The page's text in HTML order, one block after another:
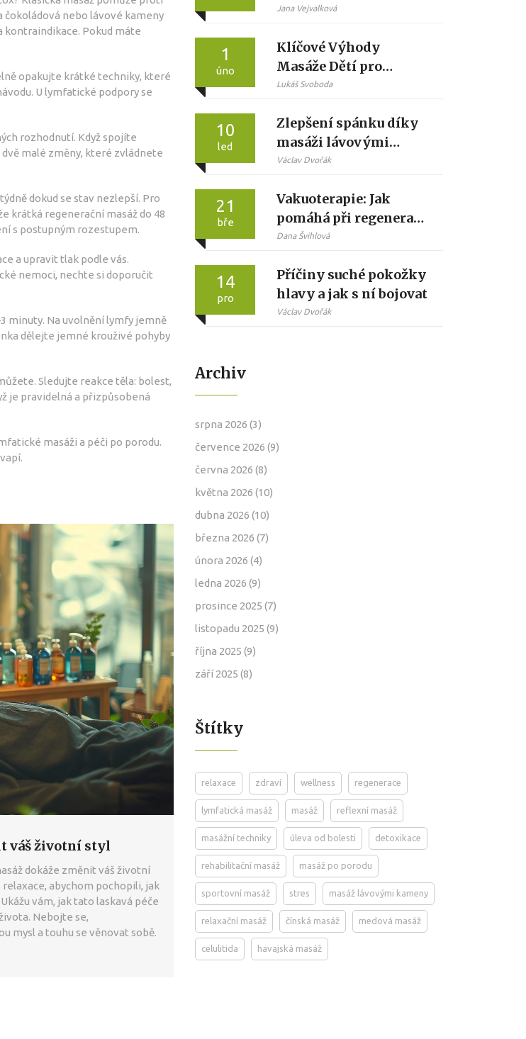
nebo lávové kameny
kontraindikace. Pokud máte
opakujte krátké techniky, které
U lymfatické podpory se
rozhodnutí. Když spojíte
malé změny, které zvládnete
dokud se stav nezlepší. Pro
krátká regenerační masáž do 48
s postupným rozestupem.
a upravit tlak podle vás.
nemoci, nechte si doporučit
minuty. Na uvolnění lymfy jemně
dělejte jemné krouživé pohyby
Sledujte reakce těla: bolest,
je pravidelná a přizpůsobená
masáži a péči po porodu.
váš životní styl
dokáže změnit váš životní
abychom pochopili, jak
vám, jak tato laskavá péče
Nebojte se,
mysl a touhu se věnovat sobě.
Masáže pro Tělo a
Jana Vejvalková
1
úno
Klíčové Výhody
Masáže Dětí pro
Sociální a Emocionální
Lukáš Svoboda
10
led
Zlepšení spánku díky
masáži lávovými
kameny: Jak teplé
usnout rychleji a
hlouběji
Václav Dvořák
21
bře
Vakuoterapie: Jak
pomáhá při regeneraci
těla a svalů
Dana Švihlová
14
pro
Příčiny suché pokožky
hlavy a jak s ní bojovat
Václav Dvořák
Archiv
srpna 2026 (3)
července 2026 (9)
června 2026 (8)
května 2026 (10)
dubna 2026 (10)
března 2026 (7)
února 2026 (4)
ledna 2026 (9)
prosince 2025 (7)
listopadu 2025 (9)
října 2025 (9)
září 2025 (8)
Štítky
relaxace zdraví wellness regenerace
lymfatická masáž masáž reflexní masáž
masážní techniky úleva od bolesti detoxikace
rehabilitační masáž masáž po porodu
sportovní masáž stres masáž lávovými kameny
relaxační masáž čínská masáž medová masáž
celulitida havajská masáž